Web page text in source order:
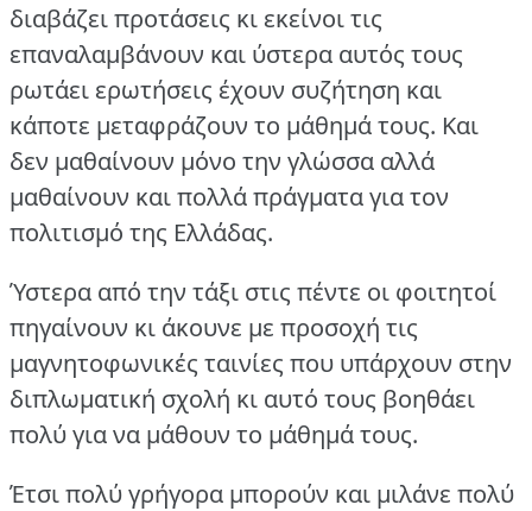
διαβάζει προτάσεις κι εκείνοι τις
επαναλαμβάνουν και ύστερα αυτός τους
ρωτάει ερωτήσεις έχουν συζήτηση και
κάποτε μεταφράζουν το μάθημά τους. Και
δεν μαθαίνουν μόνο την γλώσσα αλλά
μαθαίνουν και πολλά πράγματα για τον
πολιτισμό της Ελλάδας.
Ύστερα από την τάξι στις πέντε οι φοιτητοί
πηγαίνουν κι άκουνε με προσοχή τις
μαγνητοφωνικές ταινίες που υπάρχουν στην
διπλωματική σχολή κι αυτό τους βοηθάει
πολύ για να μάθουν το μάθημά τους.
Έτσι πολύ γρήγορα μπορούν και μιλάνε πολύ